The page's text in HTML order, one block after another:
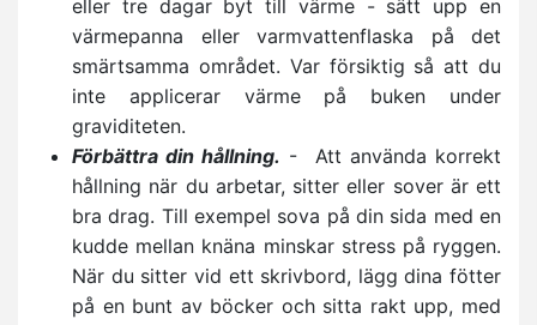
eller tre dagar byt till värme - sätt upp en
värmepanna eller varmvattenflaska på det
smärtsamma området. Var försiktig så att du
inte applicerar värme på buken under
graviditeten.
Förbättra din hållning. - Att använda korrekt
hållning när du arbetar, sitter eller sover är ett
bra drag. Till exempel sova på din sida med en
kudde mellan knäna minskar stress på ryggen.
När du sitter vid ett skrivbord, lägg dina fötter
på en bunt av böcker och sitta rakt upp, med